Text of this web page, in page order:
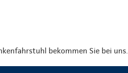
bekommen Sie bei uns.